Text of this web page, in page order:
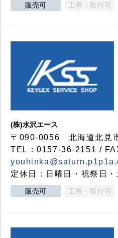
販売可 工事・取付可
(株)水沢エース
〒090-0056 北海道北見
TEL：0157-36-2151 /
定休日：日曜日・祝祭日・
販売可 工事・取付可